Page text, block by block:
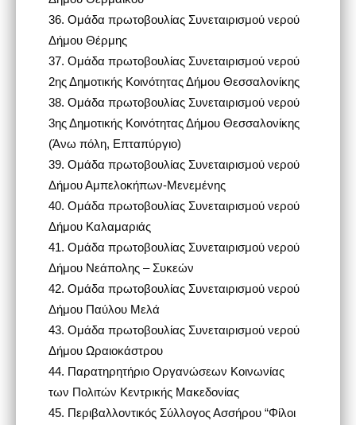
36. Ομάδα πρωτοβουλίας Συνεταιρισμού νερού
Δήμου Θέρμης
37. Ομάδα πρωτοβουλίας Συνεταιρισμού νερού
2ης Δημοτικής Κοινότητας Δήμου Θεσσαλονίκης
38. Ομάδα πρωτοβουλίας Συνεταιρισμού νερού
3ης Δημοτικής Κοινότητας Δήμου Θεσσαλονίκης
(Άνω πόλη, Επταπύργιο)
39. Ομάδα πρωτοβουλίας Συνεταιρισμού νερού
Δήμου Αμπελοκήπων-Μενεμένης
40. Ομάδα πρωτοβουλίας Συνεταιρισμού νερού
Δήμου Καλαμαριάς
41. Ομάδα πρωτοβουλίας Συνεταιρισμού νερού
Δήμου Νεάπολης – Συκεών
42. Ομάδα πρωτοβουλίας Συνεταιρισμού νερού
Δήμου Παύλου Μελά
43. Ομάδα πρωτοβουλίας Συνεταιρισμού νερού
Δήμου Ωραιοκάστρου
44. Παρατηρητήριο Οργανώσεων Κοινωνίας
των Πολιτών Κεντρικής Μακεδονίας
45. Περιβαλλοντικός Σύλλογος Ασσήρου “Φίλοι